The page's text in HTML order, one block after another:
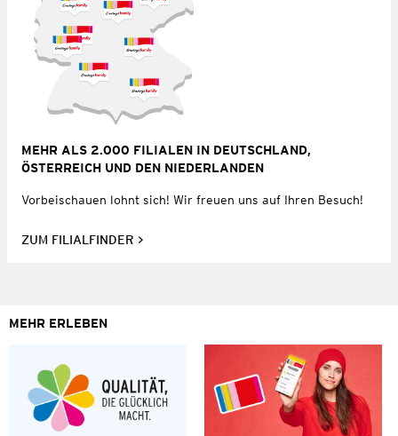
MEHR ALS 2.000 FILIALEN IN DEUTSCHLAND,
ÖSTERREICH UND DEN NIEDERLANDEN
Vorbeischauen lohnt sich! Wir freuen uns auf Ihren Besuch!
ZUM FILIALFINDER
MEHR ERLEBEN